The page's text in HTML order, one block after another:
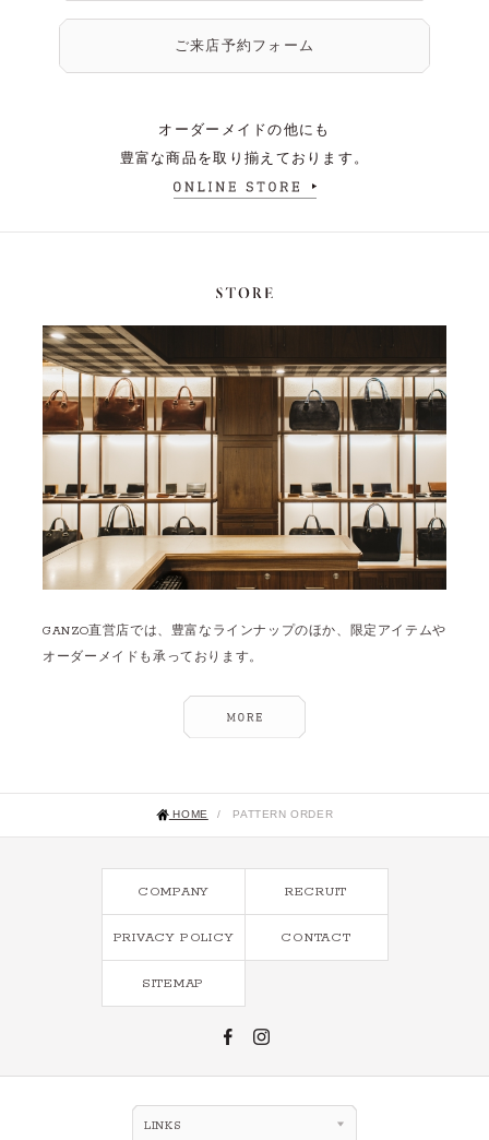
ご来店予約フォーム
オーダーメイドの他にも
豊富な商品を取り揃えております。
GANZO直営店では、豊富なラインナップのほか、限定アイテムや
オーダーメイドも承っております。
HOME / PATTERN ORDER
COMPANY RECRUIT
PRIVACY POLICY CONTACT
SITEMAP
LINKS